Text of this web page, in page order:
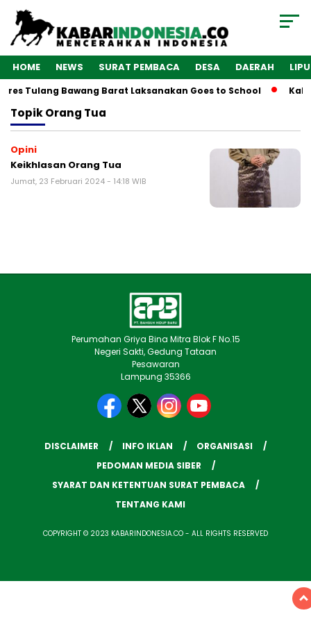
HOME NEWS SURAT PEMBACA DESA DAERAH
Tulang Bawang Barat Laksanakan Goes to School
TopikOrang Tua
Opini
Keikhlasan Orang Tua
Jumat, 23 Februari 2024 - 14:18 WIB
Perumahan Griya Bina Mitra Blok F No.15
Negeri Sakti, Gedung Tataan
Pesawaran
Lampung 35366
DISCLAIMER INFO IKLAN
ORGANISASI
PEDOMAN MEDIA SIBER
SYARAT DAN KETENTUAN SURAT PEMBACA
TENTANG KAMI
COPYRIGHT © 2023 KABARINDONESIA.CO - ALL RIGHTS RESERVED